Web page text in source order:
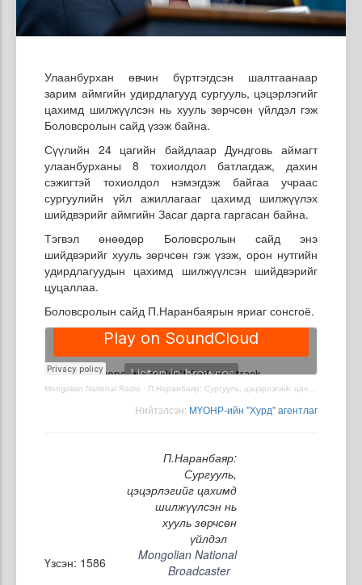
Улаанбурхан өвчин бүртгэгдсэн шалтгаанаар
зарим аймгийн удирдлагууд сургууль, цэцэрлэгийг
цахимд шилжүүлсэн нь хууль зөрчсөн үйлдэл гэж
Боловсролын сайд үзэж байна.
Сүүлийн 24 цагийн байдлаар Дундговь аймагт
улаанбурханы 8 тохиолдол батлагдаж, дахин
сэжигтэй тохиолдол нэмэгдэж байгаа учраас
сургуулийн үйл ажиллагааг цахимд шилжүүлэх
шийдвэрийг аймгийн Засаг дарга гаргасан байна.
Тэгвэл өнөөдөр Боловсролын сайд энэ
шийдвэрийг хууль зөрчсөн гэж үзэж, орон нутгийн
удирдлагуудын цахимд шилжүүлсэн шийдвэрийг
цуцаллаа.
Боловсролын сайд П.Наранбаярын яриаг сонсгоё.
Mongolian National Radio · П.Наранбаяр: Сургууль, цэцэрлэгийг цахимд шилжүүлсэн нь хууль зөрчсөн үйлдэл
Нийтэлсэн: МҮОНР-ийн "Хурд" агентлаг
П.Наранбаяр:
Сургууль,
цэцэрлэгийг цахимд
шилжүүлсэн нь
хууль зөрчсөн
үйлдэл
Үзсэн: 1586
Mongolian National
Broadcaster